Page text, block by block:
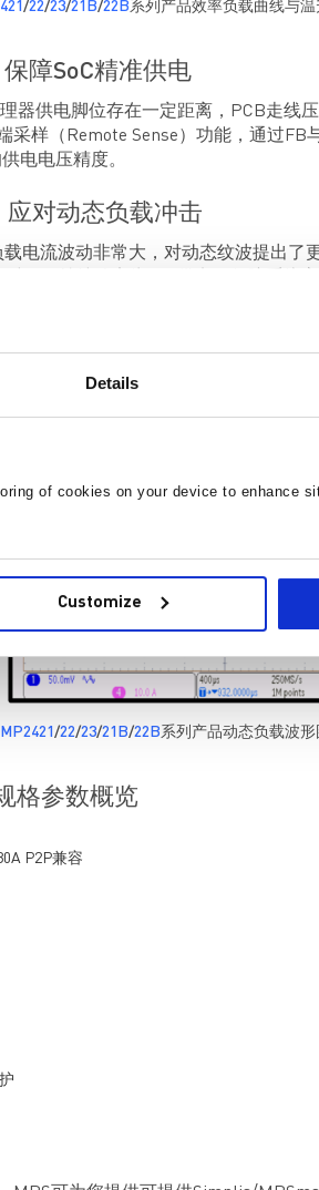
Details
of cookies on your device to enhance
Customize
/22/23/21B/22B系列产品效率负载曲线与温
障SoC精准供电
器供电脚位存在一定距离，PCB走线
采样（Remote Sense）功能，通过FB
电电压精度。
对动态负载冲击
电流波动非常大，对动态纹波提出了
MP2421 /22/23/21B/22B系列产品动态负载波形
格参数概览
P2P兼容